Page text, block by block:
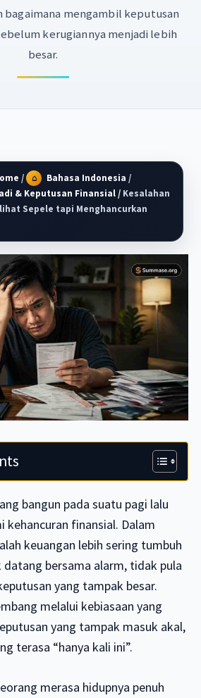
bagaimana mengambil keputusan
kerugiannya menjadi lebih
besar.
/ Bahasa Indonesia /
& Keputusan Finansial / Kesalahan
Sepele tapi Menghancurkan
bangun pada suatu pagi lalu
finansial. Dalam
keuangan lebih sering tumbuh
bersama alarm, tidak pula
yang tampak besar.
melalui kebiasaan yang
yang tampak masuk akal,
terasa “hanya kali ini”.
merasa hidupnya penuh